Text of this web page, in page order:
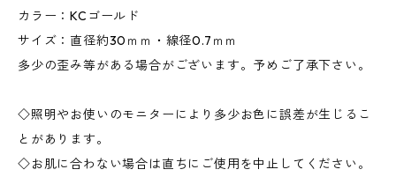
カラー：KCゴールド
サイズ：直径約30ｍｍ・線径0.7ｍｍ
多少の歪み等がある場合がございます。予めご了承下さい。
◇照明やお使いのモニターにより多少お色に誤差が生じるこ
とがあります。
◇お肌に合わない場合は直ちにご使用を中止してください。